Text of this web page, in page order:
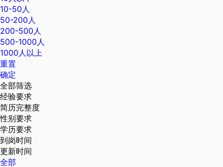
10-50人
50-200人
200-500人
500-1000人
1000人以上
重置
确定
全部筛选
经验要求
简历完整度
性别要求
学历要求
到岗时间
更新时间
全部